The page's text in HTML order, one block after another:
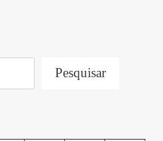
Pesquisar